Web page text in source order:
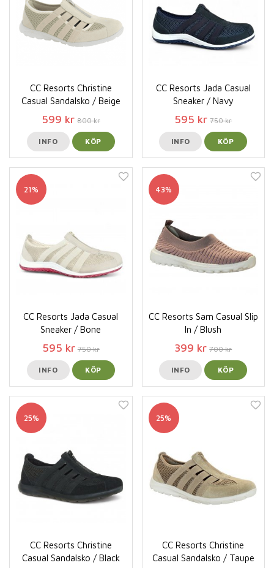
CC Resorts Christine
Casual Sandalsko / Beige
599 kr 800 kr
INFO KÖP
CC Resorts Jada Casual
Sneaker / Navy
595 kr 750 kr
INFO KÖP
21%
CC Resorts Jada Casual
Sneaker / Bone
595 kr 750 kr
INFO KÖP
43%
CC Resorts Sam Casual Slip
In / Blush
399 kr 700 kr
INFO KÖP
25%
CC Resorts Christine
Casual Sandalsko / Black
25%
CC Resorts Christine
Casual Sandalsko / Taupe